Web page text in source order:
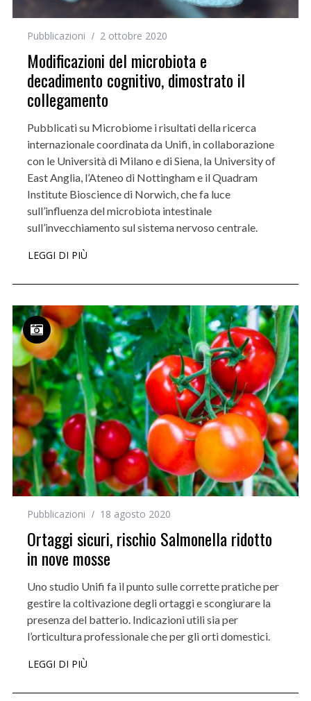
Pubblicazioni 2 ottobre 2020
Modificazioni del microbiota e
decadimento cognitivo, dimostrato il
collegamento
Pubblicati su Microbiome i risultati della ricerca
internazionale coordinata da Unifi, in collaborazione
con le Università di Milano e di Siena, la University of
East Anglia, l’Ateneo di Nottingham e il Quadram
Institute Bioscience di Norwich, che fa luce
sull’influenza del microbiota intestinale
sull’invecchiamento sul sistema nervoso centrale.
LEGGI DI PIÙ
Pubblicazioni 18 agosto 2020
Ortaggi sicuri, rischio Salmonella ridotto
in nove mosse
Uno studio Unifi fa il punto sulle corrette pratiche per
gestire la coltivazione degli ortaggi e scongiurare la
presenza del batterio. Indicazioni utili sia per
l’orticultura professionale che per gli orti domestici.
LEGGI DI PIÙ